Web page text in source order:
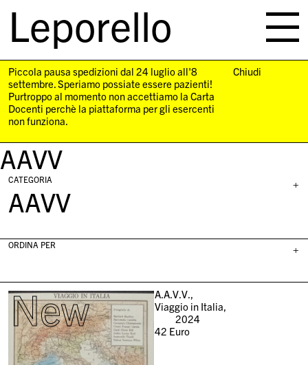
Leporello
navigation
Piccola pausa spedizioni dal 24 luglio all'8
settembre. Speriamo possiate essere pazienti!
Purtroppo al momento non accettiamo la Carta
Docenti perchè la piattaforma per gli esercenti
non funziona.
Chiudi
AAVV
+
CATEGORIA
AAVV
+
ORDINA PER
New
A.A.V.V.,
Viaggio in Italia,
2024
42 Euro